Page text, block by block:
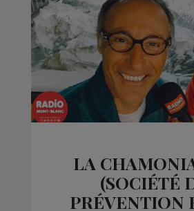
LA
(SOCIÉTÉ
PRÉVENTION